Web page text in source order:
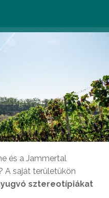
és a Jammertal
A saját területükön
sztereotípiákat